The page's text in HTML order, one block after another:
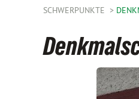
SCHWERPUNKTE